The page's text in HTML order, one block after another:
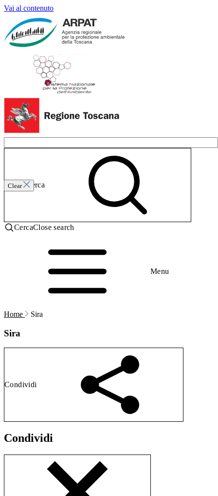
Vai al contenuto
Clear
Invia ricerca
CercaClose search
Menu
Home Sira
Sira
Condividi
Condividi